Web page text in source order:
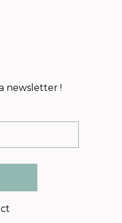
newsletter !